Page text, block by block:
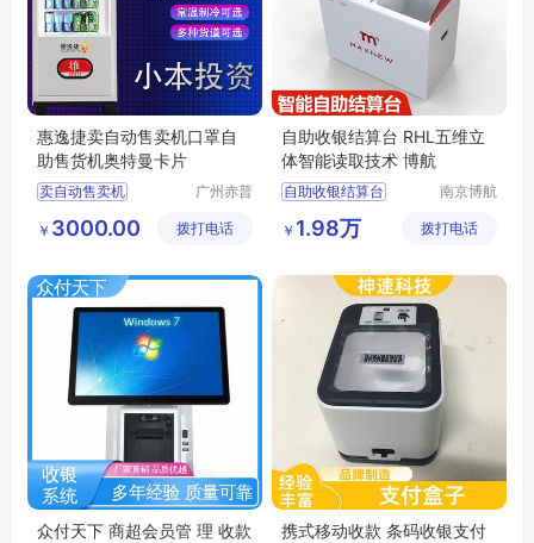
惠逸捷卖自动售卖机口罩自
助售货机奥特曼卡片
卖自动售卖机
广州赤普
公司
￥ 3000.00 拨打电话
自助收银结算台 RHL五维立
体智能读取技术 博航
自助收银结算台
自助智能结算台
南京博航
公司
￥ 1.98万 拨打电话
众付天下 商超会员管 理 收款
携式移动收款 条码收银支付